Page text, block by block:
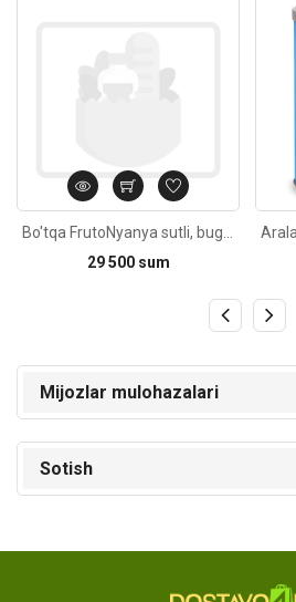
29 500 sum
Mijozlar mulohazalari
Sotish